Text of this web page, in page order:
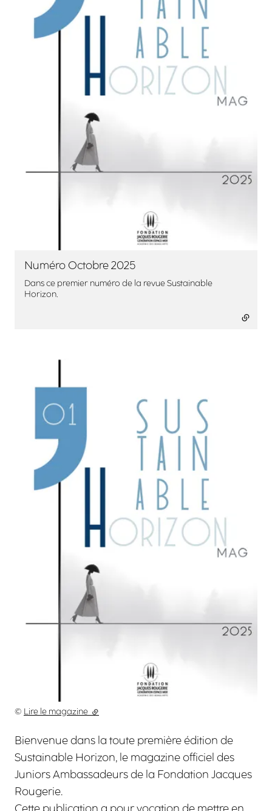
Numéro Octobre 2025
Dans ce premier numéro de la revue Sustainable
Horizon.
Bienvenue dans la toute première édition de
Sustainable Horizon, le magazine officiel des
Juniors Ambassadeurs de la Fondation Jacques
Rougerie.
Droits réservés :
© Lire le magazine (lien externe)